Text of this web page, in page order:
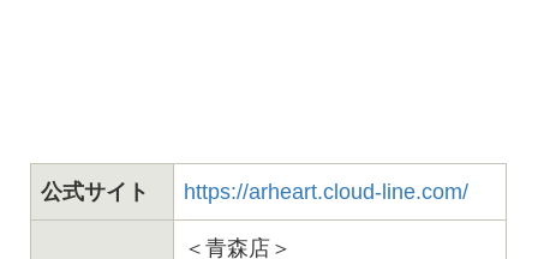
公式サイト https://arheart.cloud-line.com/
＜青森店＞